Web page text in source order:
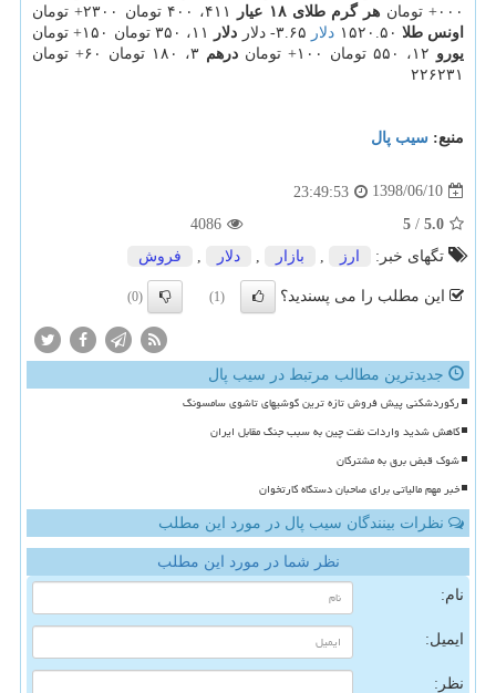
۰۰۰+ تومان
هر گرم طلای ۱۸ عیار
اونس طلا
دلار دلار
یورو
درهم
۳، ۱۸۰ تومان ۶۰+ تومان
۲۲۶۲۳۱
منبع: سیب پال
1398/06/10
23:49:53
5.0
/
5
4086
تگهای خبر:
ارز بازار دلار فروش
این مطلب را می پسندید؟ (1)
(0)
جدیدترین مطالب مرتبط در سیب پال
رکوردشکنی پیش فروش تازه ترین گوشیهای تاشوی سامسونگ
کاهش شدید واردات نفت چین به سبب جنگ مقابل ایران
شوک قبض برق به مشترکان
خبر مهم مالیاتی برای صاحبان دستگاه کارتخوان
نظرات بینندگان سیب پال در مورد این مطلب
نظر شما در مورد این مطلب
نام:
ایمیل:
نظر: